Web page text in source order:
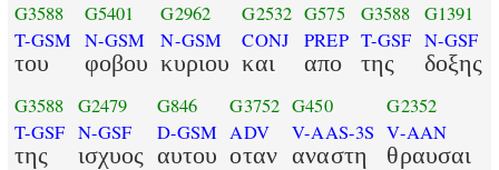
G3588
T-GSM
του
G5401
N-GSM
φοβου
G2962
N-GSM
κυριου
G2532
CONJ
και
G575
PREP
απο
G3588
T-GSF
της
G1391
N-GSF
δοξης
G3588
T-GSF
της
G2479
N-GSF
ισχυος
G846
D-GSM
αυτου
G3752
ADV
οταν
G450
V-AAS-3S
αναστη
G2352
V-AAN
θραυσαι